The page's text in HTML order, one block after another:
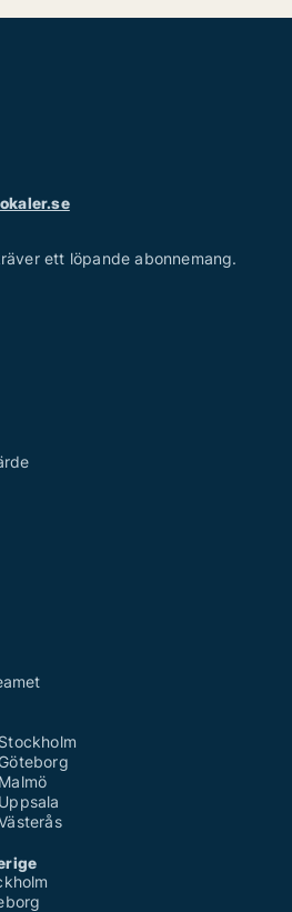
ett löpande abonnemang.